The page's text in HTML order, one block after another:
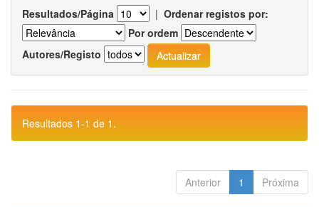
Resultados/Página | Ordenar registos por:
Por ordem
Autores/Registo
Resultados 1-1 de 1.
Anterior 1 Próxima